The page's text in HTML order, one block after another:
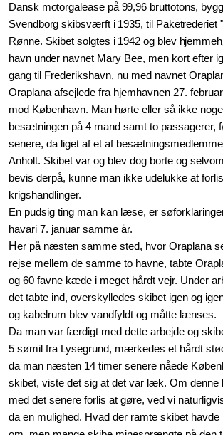
Dansk motorgalease på 99,96 bruttotons,
Svendborg skibsværft i 1935, til Paketrederiet
Rønne. Skibet solgtes i 1942 og blev
havn under navnet Mary Bee, men kort efter
gang til Frederikshavn, nu med navnet
Oraplana afsejlede fra hjemhavnen 27.
mod København. Man hørte eller så ikke
besætningen på 4 mand samt to passagerer,
senere, da liget af et af
Anholt. Skibet var og blev dog borte og
bevis derpå, kunne man ikke udelukke at
krigshandlinger.
En pudsig ting man kan læse, er
havari 7. januar samme år.
Her på næsten samme sted, hvor Oraplana
rejse mellem de samme to havne, tabte
og 60 favne kæde i meget hårdt vejr. Under
det tabte ind, overskylledes skibet igen og
og kabelrum blev vandfyldt og måtte lænses.
Da man var færdigt med dette arbejde og
5 sømil fra Lysegrund, mærkedes et hårdt
da man næsten 14 timer senere nåede
skibet, viste det sig at det var læk. Om denne
med det senere forlis at gøre, ved vi
da en mulighed. Hvad der ramte skibet havde